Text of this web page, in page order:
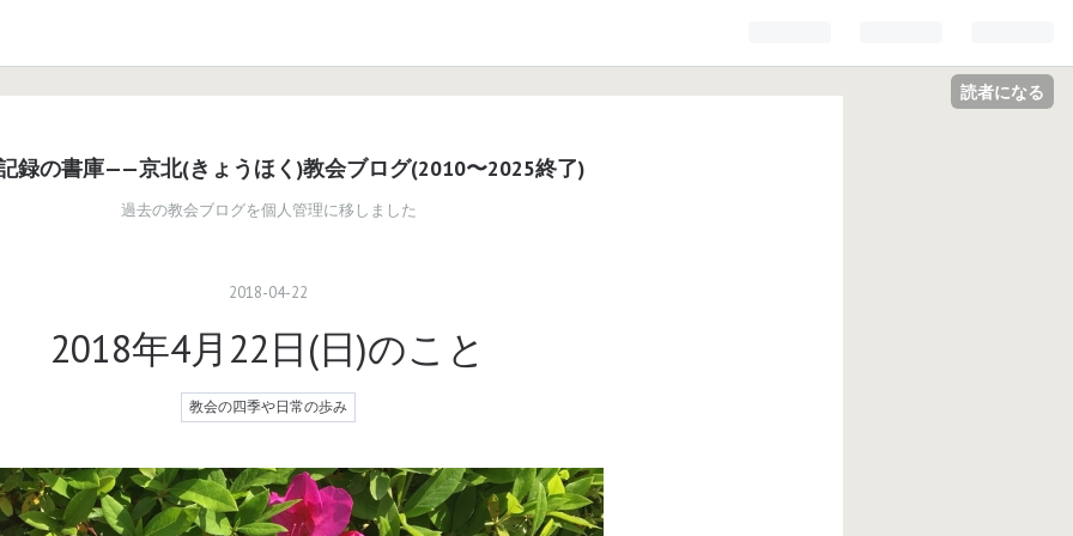
読者になる
録の書庫——京北(きょうほく)教会ブログ(2010〜2025終了)
過去の教会ブログを個人管理に移しました
2018-04-22
2018年4月22日(日)のこと
教会の四季や日常の歩み